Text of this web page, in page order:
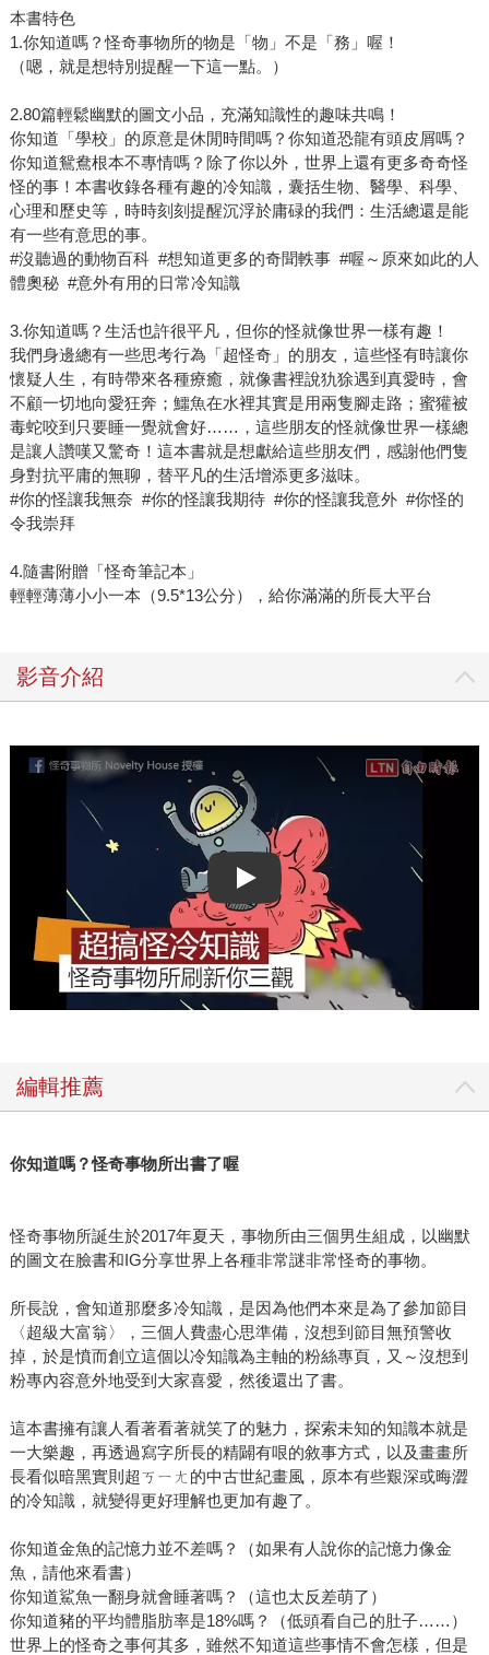
本書特色
1.你知道嗎？怪奇事物所的物是「物」不是「務」喔！
（嗯，就是想特別提醒一下這一點。）
2.80篇輕鬆幽默的圖文小品，充滿知識性的趣味共鳴！
你知道「學校」的原意是休閒時間嗎？你知道恐龍有頭皮屑嗎？
你知道鴛鴦根本不專情嗎？除了你以外，世界上還有更多奇奇怪
怪的事！本書收錄各種有趣的冷知識，囊括生物、醫學、科學、
心理和歷史等，時時刻刻提醒沉浮於庸碌的我們：生活總還是能
有一些有意思的事。
#沒聽過的動物百科 #想知道更多的奇聞軼事 #喔～原來如此的人
體奧秘 #意外有用的日常冷知識
3.你知道嗎？生活也許很平凡，但你的怪就像世界一樣有趣！
我們身邊總有一些思考行為「超怪奇」的朋友，這些怪有時讓你
懷疑人生，有時帶來各種療癒，就像書裡說犰狳遇到真愛時，會
不顧一切地向愛狂奔；鱷魚在水裡其實是用兩隻腳走路；蜜獾被
毒蛇咬到只要睡一覺就會好……，這些朋友的怪就像世界一樣總
是讓人讚嘆又驚奇！這本書就是想獻給這些朋友們，感謝他們隻
身對抗平庸的無聊，替平凡的生活增添更多滋味。
#你的怪讓我無奈 #你的怪讓我期待 #你的怪讓我意外 #你怪的
令我崇拜
4.隨書附贈「怪奇筆記本」
輕輕薄薄小小一本（9.5*13公分），給你滿滿的所長大平台
影音介紹
Play video
編輯推薦
你知道嗎？怪奇事物所出書了喔
怪奇事物所誕生於2017年夏天，事物所由三個男生組成，以幽默
的圖文在臉書和IG分享世界上各種非常謎非常怪奇的事物。
所長說，會知道那麼多冷知識，是因為他們本來是為了參加節目
〈超級大富翁〉，三個人費盡心思準備，沒想到節目無預警收
掉，於是憤而創立這個以冷知識為主軸的粉絲專頁，又～沒想到
粉專內容意外地受到大家喜愛，然後還出了書。
這本書擁有讓人看著看著就笑了的魅力，探索未知的知識本就是
一大樂趣，再透過寫字所長的精闢有哏的敘事方式，以及畫畫所
長看似暗黑實則超ㄎㄧㄤ的中古世紀畫風，原本有些艱深或晦澀
的冷知識，就變得更好理解也更加有趣了。
你知道金魚的記憶力並不差嗎？（如果有人說你的記憶力像金
魚，請他來看書）
你知道鯊魚一翻身就會睡著嗎？（這也太反差萌了）
你知道豬的平均體脂肪率是18%嗎？（低頭看自己的肚子……）
世界上的怪奇之事何其多，雖然不知道這些事情不會怎樣，但是